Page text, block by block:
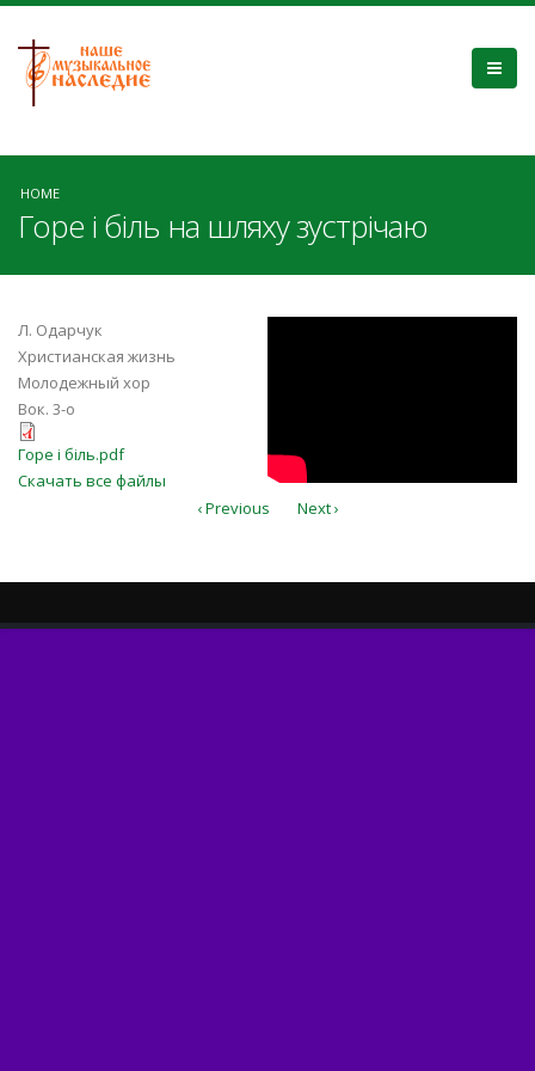
HOME
Горе і біль на шляху зустрічаю
Л. Одарчук
Христианская жизнь
Молодежный хор
Вок. 3-о
Горе і біль.pdf
Горе і біль.pdf
Скачать все файлы
‹ Previous Next ›